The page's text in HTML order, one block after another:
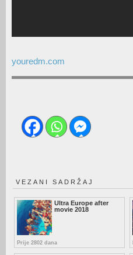
youredm.com
VEZANI SADRŽAJ
Ultra Europe after
movie 2018
Prije 2802 dana